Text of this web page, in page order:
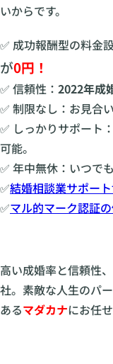
いからです。
✅ 成功報酬型の料金
が0円！
✅ 信頼性： 2022年成
✅ 制限なし：お見合
✅ しっかりサポート
可能。
✅ 年中無休：いつで
✅結婚相談業サポー
✅マル的マーク認証
高い成婚率と信頼性
社。素敵な人生のパ
あるマダカナにお任